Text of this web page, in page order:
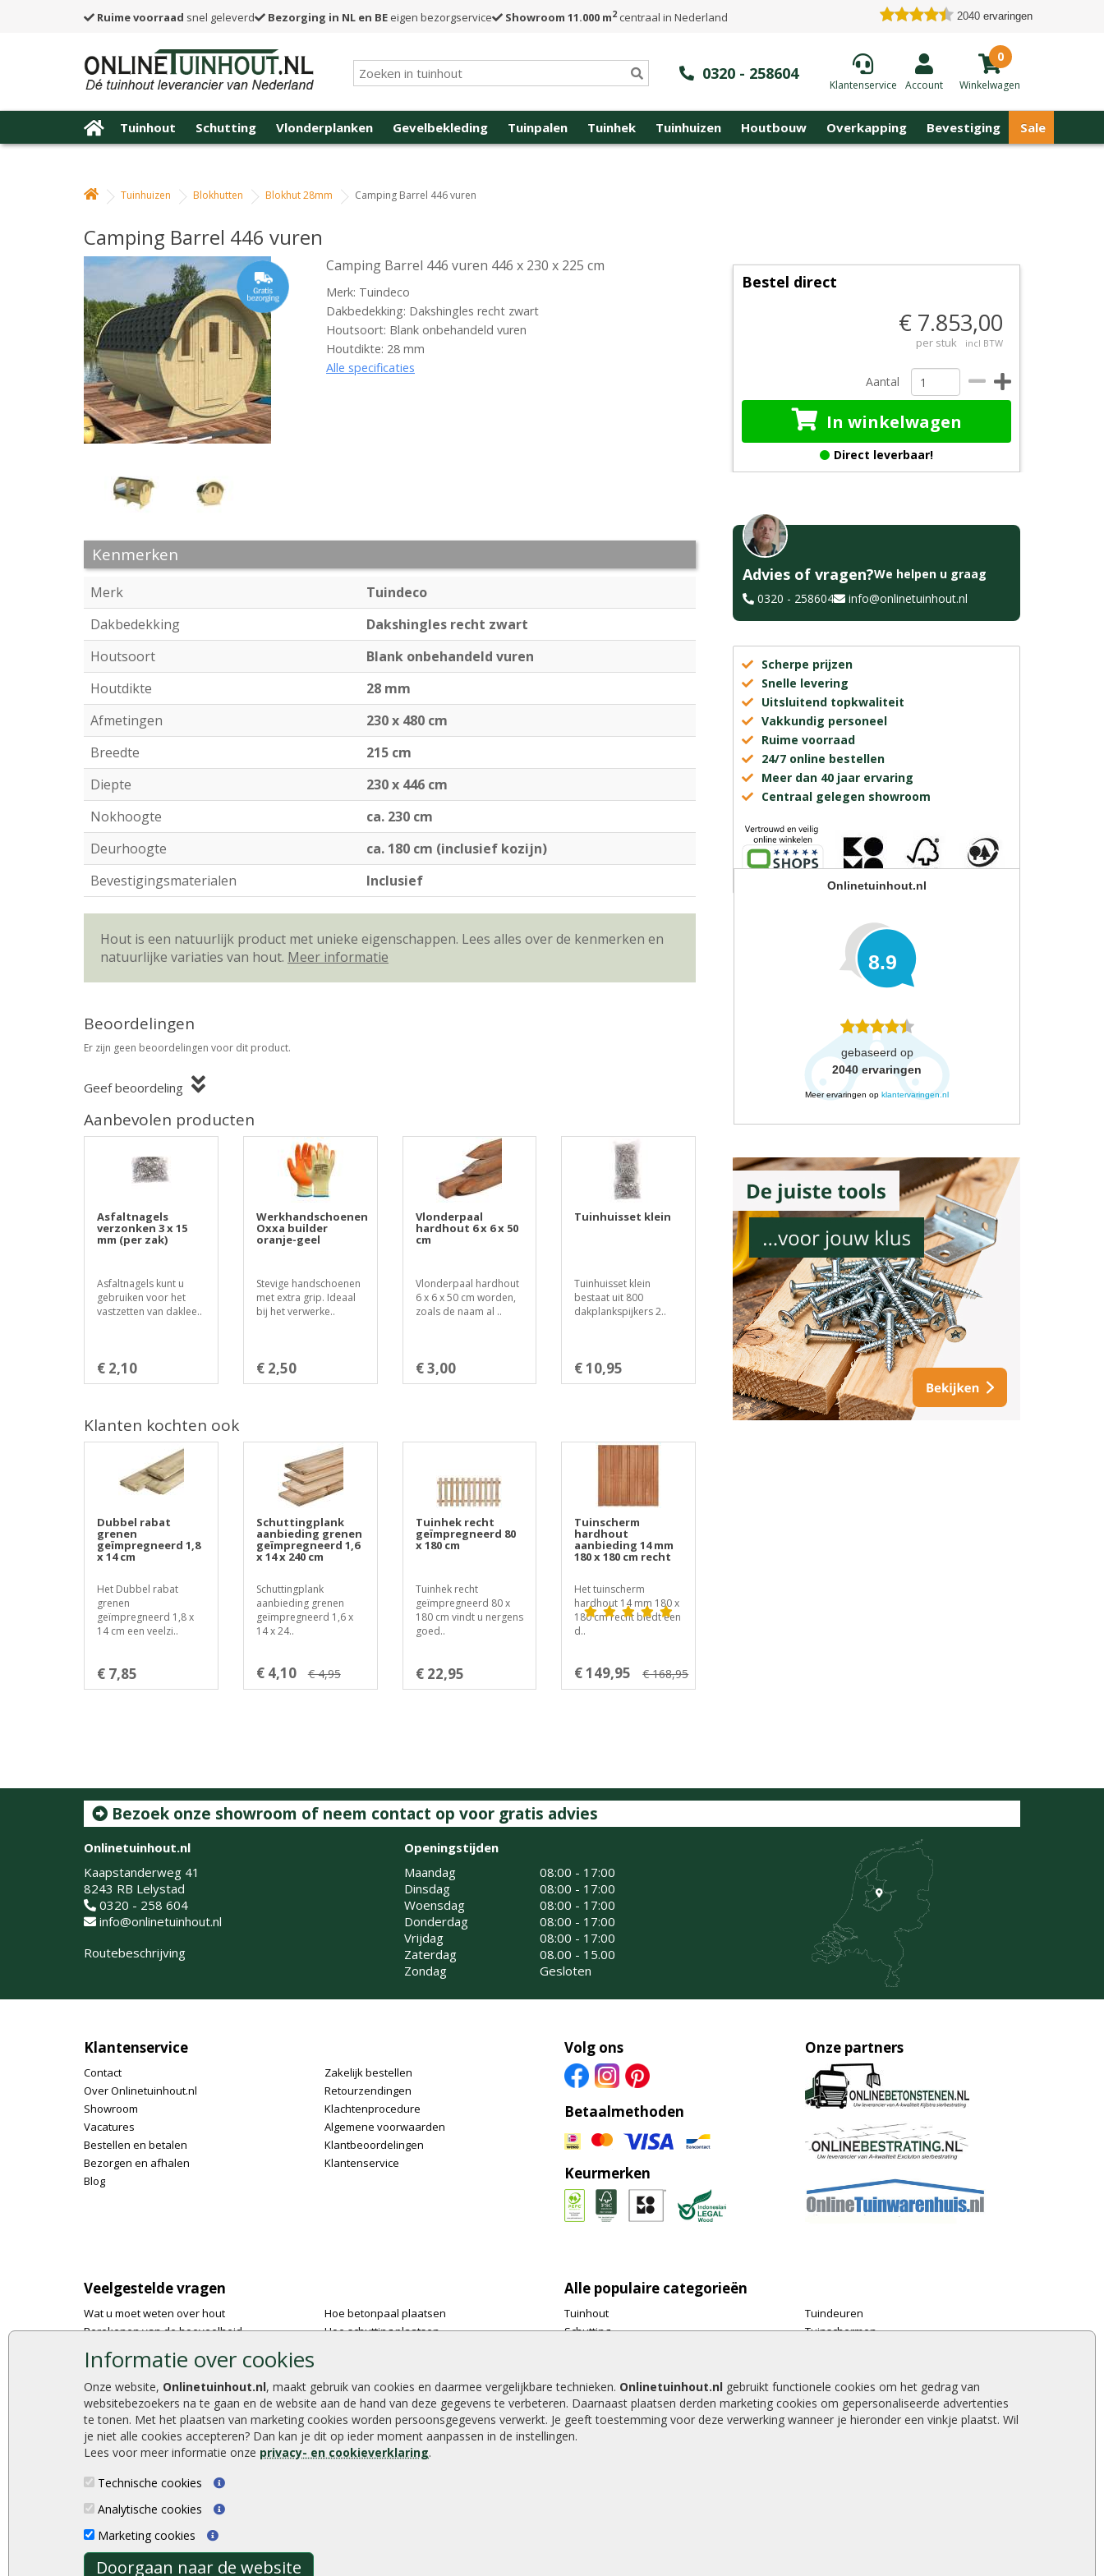
Informatie over cookies
Onze website, Onlinetuinhout.nl, maakt gebruik van cookies en daarmee vergelijkbare technieken. Onlinetuinhout.nl gebruikt functionele cookies om het gedrag van
websitebezoekers na te gaan en de website aan de hand van deze gegevens te verbeteren. Daarnaast plaatsen derden marketing cookies om gepersonaliseerde advertenties
te tonen. Met het plaatsen van marketing cookies worden persoonsgegevens verwerkt. Je geeft toestemming voor deze verwerking wanneer je hieronder een vinkje plaatst. Wil
je niet alle cookies accepteren? Dan kan je dit op ieder moment aanpassen in de instellingen.
Lees voor meer informatie onze privacy- en cookieverklaring.
Technische cookies
Analytische cookies
Marketing cookies
Doorgaan naar de website
Ruime voorraad snel geleverd Bezorging in NL en BE eigen bezorgservice Showroom 11.000 m2centraal in Nederland 2040 ervaringen
0320 - 258604
Klantenservice Account
0
Winkelwagen
Tuinhout Schutting Vlonderplanken Gevelbekleding Tuinpalen Tuinhek Tuinhuizen Houtbouw Overkapping Bevestiging Sale
Tuinhuizen Blokhutten Blokhut 28mm Camping Barrel 446 vuren
Camping Barrel 446 vuren
Camping Barrel 446 vuren 446 x 230 x 225 cm
Merk: Tuindeco
Dakbedekking: Dakshingles recht zwart
Houtsoort: Blank onbehandeld vuren
Houtdikte: 28 mm
Alle specificaties
Kenmerken
Merk
Tuindeco
Dakbedekking
Dakshingles recht zwart
Houtsoort
Blank onbehandeld vuren
Houtdikte
28 mm
Afmetingen
230 x 480 cm
Breedte
215 cm
Diepte
230 x 446 cm
Nokhoogte
ca. 230 cm
Deurhoogte
ca. 180 cm (inclusief kozijn)
Bevestigingsmaterialen
Inclusief
Hout is een natuurlijk product met unieke eigenschappen. Lees alles over de kenmerken en
natuurlijke variaties van hout. Meer informatie
Beoordelingen
Er zijn geen beoordelingen voor dit product.
Geef beoordeling
Aanbevolen producten
Asfaltnagels
verzonken 3 x 15
mm (per zak)
Asfaltnagels kunt u
gebruiken voor het
vastzetten van daklee..
€ 2,10
Werkhandschoenen
Oxxa builder
oranje-geel
Stevige handschoenen
met extra grip. Ideaal
bij het verwerke..
€ 2,50
Vlonderpaal
hardhout 6 x 6 x 50
cm
Vlonderpaal hardhout
6 x 6 x 50 cm worden,
zoals de naam al ..
€ 3,00
Tuinhuisset klein
Tuinhuisset klein
bestaat uit 800
dakplankspijkers 2..
€ 10,95
Klanten kochten ook
Dubbel rabat
grenen
geïmpregneerd 1,8
x 14 cm
Het Dubbel rabat
grenen
geïmpregneerd 1,8 x
14 cm een veelzi..
€ 7,85
Schuttingplank
aanbieding grenen
geïmpregneerd 1,6
x 14 x 240 cm
Schuttingplank
aanbieding grenen
geïmpregneerd 1,6 x
14 x 24..
€ 4,10 € 4,95
Tuinhek recht
geïmpregneerd 80
x 180 cm
Tuinhek recht
geïmpregneerd 80 x
180 cm vindt u nergens
goed..
€ 22,95
Tuinscherm
hardhout
aanbieding 14 mm
180 x 180 cm recht
Het tuinscherm
hardhout 14 mm 180 x
180 cm recht biedt een
d..
€ 149,95 € 168,95
Bestel direct
€ 7.853,00
per stuk incl BTW
Aantal
In winkelwagen
Direct leverbaar!
Advies of vragen?We helpen u graag
0320 - 258604
info@onlinetuinhout.nl
Scherpe prijzen
Snelle levering
Uitsluitend topkwaliteit
Vakkundig personeel
Ruime voorraad
24/7 online bestellen
Meer dan 40 jaar ervaring
Centraal gelegen showroom
Onlinetuinhout.nl
8.9
gebaseerd op
2040 ervaringen
Meer ervaringen op klantervaringen.nl
Bezoek onze showroom of neem contact op voor gratis advies
Onlinetuinhout.nl
Kaapstanderweg 41
8243 RB Lelystad
0320 - 258 604
info@onlinetuinhout.nl
Routebeschrijving
Openingstijden
Maandag
08:00 - 17:00
Dinsdag
08:00 - 17:00
Woensdag
08:00 - 17:00
Donderdag
08:00 - 17:00
Vrijdag
08:00 - 17:00
Zaterdag
08.00 - 15.00
Zondag
Gesloten
Klantenservice
Contact
Over Onlinetuinhout.nl
Showroom
Vacatures
Bestellen en betalen
Bezorgen en afhalen
Blog
Zakelijk bestellen
Retourzendingen
Klachtenprocedure
Algemene voorwaarden
Klantbeoordelingen
Klantenservice
Volg ons
Betaalmethoden
Keurmerken
Onze partners
Veelgestelde vragen
Wat u moet weten over hout
Berekenen van de hoeveelheid
Foto's en voorbeelden
Montage
Gekeurd hout
De fundering van een vlonder leggen
Hoe zelf een houten overkapping maken
Hoe zelf een vlonder leggen
Hoe betonpaal plaatsen
Hoe schutting plaatsen
Stijlvolle houtsoorten voor in de tuin
Duurzame tuin
Welke palen voor een schapenhek
Alle populaire categorieën
Tuinhout
Schutting
Tuinhekken
Tuinhuizen
Blokhutten
Overkappingen
Tuindeuren
Tuinschermen
Douglas hout
Rabatdelen
Aanbiedingen
Onlinetuinhout.nl ©2026